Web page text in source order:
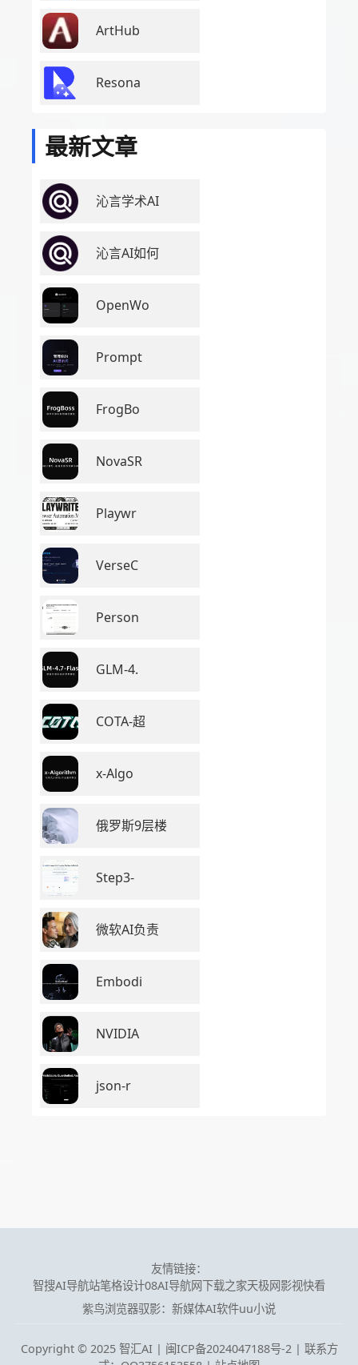
ArtHub
Resona
最新文章
沁言学术AI
沁言AI如何
OpenWo
Prompt
FrogBo
NovaSR
Playwr
VerseC
Person
GLM-4.
COTA-超
x-Algo
俄罗斯9层楼
Step3-
微软AI负责
Embodi
NVIDIA
json-r
友情链接：
智搜AI导航站笔格设计08AI导航网下载之家天极网影视快看
紫鸟浏览器驭影：新媒体AI软件uu小说
Copyright © 2025 智汇AI | 闽ICP备2024047188号-2 | 联系方